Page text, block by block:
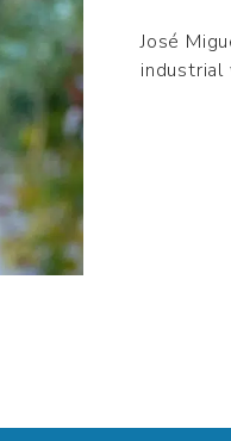
José
industrial